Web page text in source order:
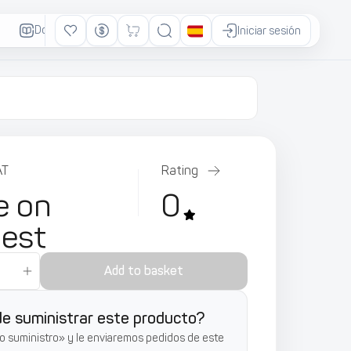
Documentación Anuncios Iniciar sesión
on
Rating
0
Add to basket
suministrar este producto?
suministro» y le enviaremos pedidos de este